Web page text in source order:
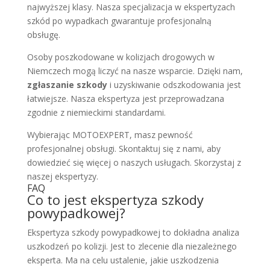
najwyższej klasy. Nasza specjalizacja w ekspertyzach
szkód po wypadkach gwarantuje profesjonalną
obsługę.
Osoby poszkodowane w kolizjach drogowych w
Niemczech mogą liczyć na nasze wsparcie. Dzięki nam,
zgłaszanie szkodyi uzyskiwanie odszkodowania jest
łatwiejsze. Nasza ekspertyza jest przeprowadzana
zgodnie z niemieckimi standardami.
Wybierając MOTOEXPERT, masz pewność
profesjonalnej obsługi. Skontaktuj się z nami, aby
dowiedzieć się więcej o naszych usługach. Skorzystaj z
naszej ekspertyzy.
FAQ
Co to jest ekspertyza szkody
powypadkowej?
Ekspertyza szkody powypadkowej to dokładna analiza
uszkodzeń po kolizji. Jest to zlecenie dla niezależnego
eksperta. Ma na celu ustalenie, jakie uszkodzenia